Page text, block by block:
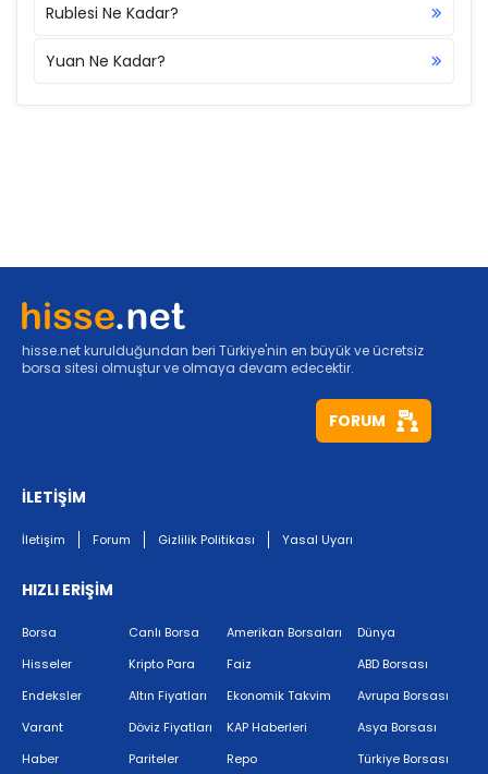
Rublesi Ne Kadar?
Yuan Ne Kadar?
hisse.net kurulduğundan beri Türkiye'nin en büyük ve ücretsiz
borsa sitesi olmuştur ve olmaya devam edecektir.
FORUM
İLETİŞİM
İletişim Forum Gizlilik Politikası Yasal Uyarı
HIZLI ERİŞİM
Borsa
Hisseler
Endeksler
Varant
Haber
Canlı Borsa
Kripto Para
Altın Fiyatları
Döviz Fiyatları
Pariteler
Amerikan Borsaları
Faiz
Ekonomik Takvim
KAP Haberleri
Repo
Dünya
ABD Borsası
Avrupa Borsası
Asya Borsası
Türkiye Borsası